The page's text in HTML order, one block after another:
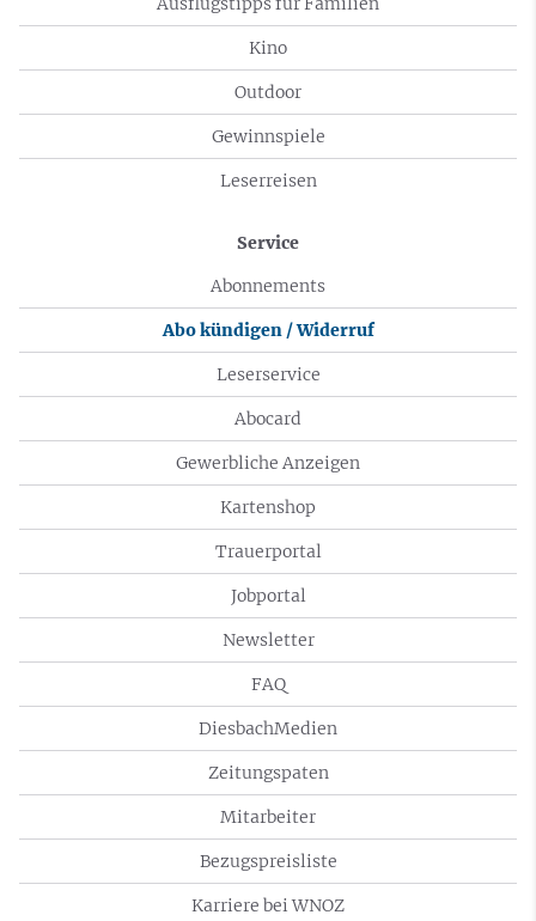
Kino
Outdoor
Gewinnspiele
Leserreisen
Service
Abonnements
Abo kündigen / Widerruf
Leserservice
Abocard
Gewerbliche Anzeigen
Kartenshop
Trauerportal
Jobportal
Newsletter
FAQ
DiesbachMedien
Zeitungspaten
Mitarbeiter
Bezugspreisliste
Karriere bei WNOZ